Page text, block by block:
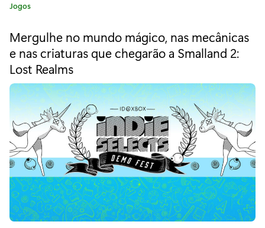
t
o
u
m
m
e
r
G
C
e
g
o
Jogos
Mergulhe no mundo mágico, nas mecânicas
e nas criaturas que chegarão a Smalland 2:
Lost Realms